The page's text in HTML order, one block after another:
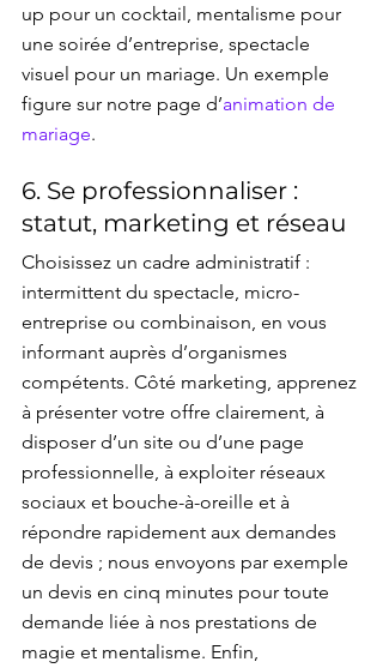
up pour un cocktail, mentalisme pour
une soirée d’entreprise, spectacle
visuel pour un mariage. Un exemple
figure sur notre page d’animation de
mariage.
6. Se professionnaliser :
statut, marketing et réseau
Choisissez un cadre administratif :
intermittent du spectacle, micro-
entreprise ou combinaison, en vous
informant auprès d’organismes
compétents. Côté marketing, apprenez
à présenter votre offre clairement, à
disposer d’un site ou d’une page
professionnelle, à exploiter réseaux
sociaux et bouche-à-oreille et à
répondre rapidement aux demandes
de devis ; nous envoyons par exemple
un devis en cinq minutes pour toute
demande liée à nos prestations de
magie et mentalisme. Enfin,